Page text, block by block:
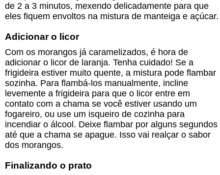
de 2 a 3 minutos, mexendo delicadamente para que
eles fiquem envoltos na mistura de manteiga e açúcar.
Adicionar o licor
Com os morangos já caramelizados, é hora de
adicionar o licor de laranja. Tenha cuidado! Se a
frigideira estiver muito quente, a mistura pode flambar
sozinha. Para flambá-los manualmente, incline
levemente a frigideira para que o licor entre em
contato com a chama se você estiver usando um
fogareiro, ou use um isqueiro de cozinha para
incendiar o álcool. Deixe flambar por alguns segundos
até que a chama se apague. Isso vai realçar o sabor
dos morangos.
Finalizando o prato